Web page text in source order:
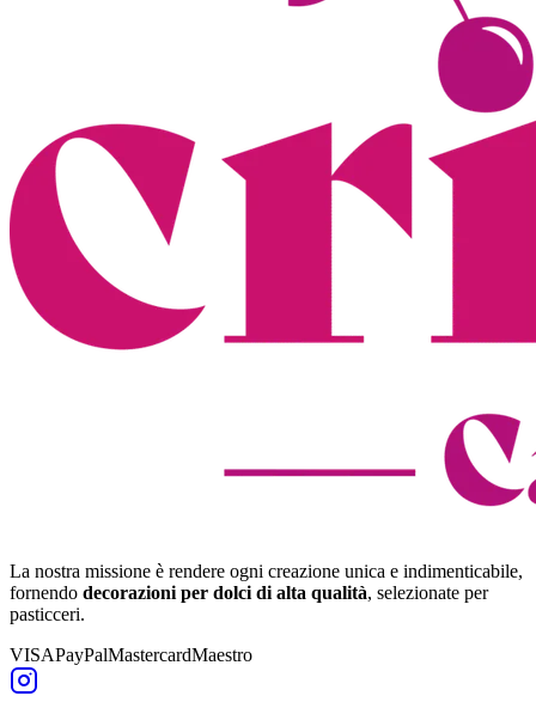
La nostra missione è rendere ogni creazione unica e indimenticabile,
fornendo decorazioni per dolci di alta qualità, selezionate per
pasticceri.
VISAPayPalMastercardMaestro